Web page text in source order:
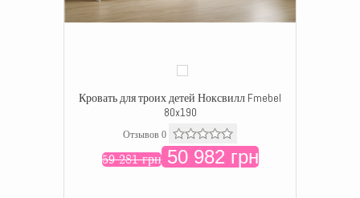
Кровать для троих детей Ноксвилл Fmebel
80x190
Отзывов 0
59 281 грн50 982 грн